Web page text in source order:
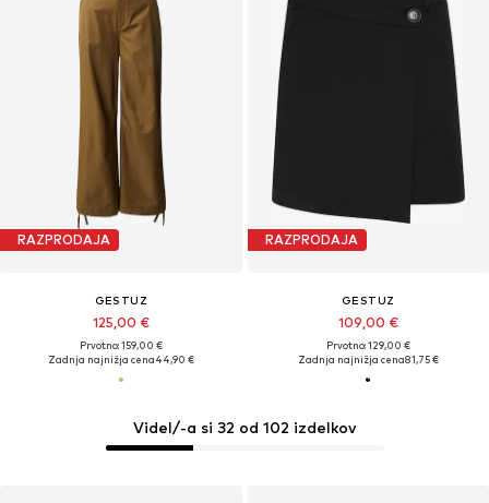
Videl/-a si 32 od 102 izdelkov
RAZPRODAJA
GESTUZ
125,00 €
Prvotno: 159,00 €
Zadnja najnižja cena44,90 €
RAZPRODAJA
GESTUZ
109,00 €
Prvotno: 129,00 €
Zadnja najnižja cena81,75 €